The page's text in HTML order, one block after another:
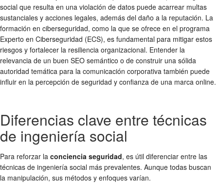
social que resulta en una violación de datos puede acarrear multas
sustanciales y acciones legales, además del daño a la reputación. La
formación en ciberseguridad, como la que se ofrece en el programa
Experto en Ciberseguridad (ECS), es fundamental para mitigar estos
riesgos y fortalecer la resiliencia organizacional. Entender la
relevancia de un buen SEO semántico o de construir una sólida
autoridad temática para la comunicación corporativa también puede
influir en la percepción de seguridad y confianza de una marca online.
Diferencias clave entre técnicas
de ingeniería social
Para reforzar la conciencia seguridad, es útil diferenciar entre las
técnicas de ingeniería social más prevalentes. Aunque todas buscan
la manipulación, sus métodos y enfoques varían.